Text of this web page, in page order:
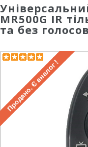
MR500G IR
та без